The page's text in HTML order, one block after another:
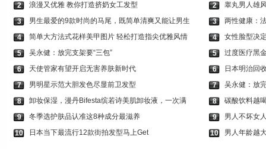
2
浪漫又优雅 教你打造挤奶女工发型
3
男生最爱的9款时尚的马尾，既简单清爽又能让男生
4
简单大方法式花样美甲图片 轻松打造指尖优雅风情
5
吴永健：放完支架要“三包”
6
天使管家有望开启无害养肤新时代
7
男明星示范大胆发色尽显前卫发型
8
卸妆保湿，漫丹Bifesta缤若诗美肌卸妆液，一次满
9
冬季选护肤品认准这8种成分最滋养
10
日本当下最流行12款街拍发型马上Get
2
睾丸男人雄
3
两性健康：
4
女性脸型决
5
过度医疗黑
6
日本明治回
7
吴永健：放
8
碳酸饮料越
9
男人不坏女
10
男人年龄越